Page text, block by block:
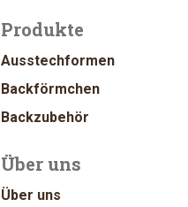
Produkte
Ausstechformen
Backförmchen
Backzubehör
Über uns
Über uns